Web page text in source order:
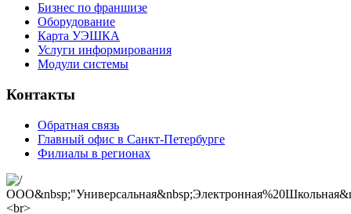
Бизнес по франшизе
Оборудование
Карта УЭШКА
Услуги информирования
Модули системы
Контакты
Обратная связь
Главный офис в Санкт-Петербурге
Филиалы в регионах